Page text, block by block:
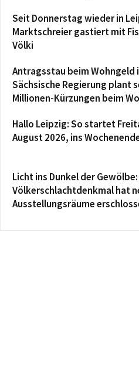
Seit Donnerstag wieder in
Marktschreier gastiert mit
Völki
Antragsstau beim Wohngeld
Sächsische Regierung plant
Millionen-Kürzungen beim
Hallo Leipzig: So startet
August 2026, ins
Licht ins Dunkel der Gewölbe:
Völkerschlachtdenkmal hat
Ausstellungsräume